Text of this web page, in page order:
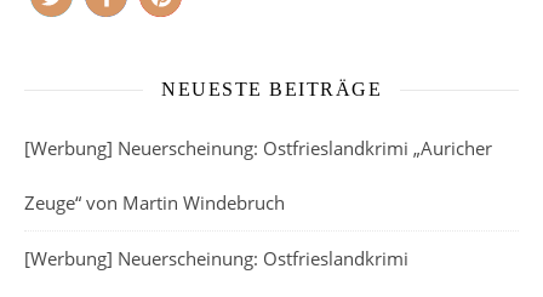
NEUESTE BEITRÄGE
[Werbung] Neuerscheinung: Ostfrieslandkrimi „Auricher
Zeuge“ von Martin Windebruch
[Werbung] Neuerscheinung: Ostfrieslandkrimi